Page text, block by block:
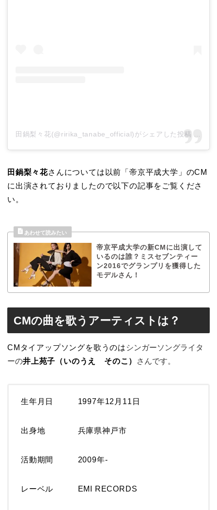
田鍋梨々花(@ririka_tanabe_official)がシェアした投稿
⽥鍋梨々花さんについては以前「帝京平成大学」のCM
に出演されておりましたので以下の記事をご覧くださ
い。
帝京平成大学の新CMに出演して
いるのは誰？ミスセブンティー
ン2016でグランプリを獲得した
モデルさん！
CMの曲を歌うアーティストは？
CMタイアップソングを歌うのは シンガーソングライタ
ーの井上苑子（いのうえ そのこ） さんです。
生年月日 1997年12月11日
出身地 兵庫県神戸市
活動期間 2009年-
レーベル EMI RECORDS